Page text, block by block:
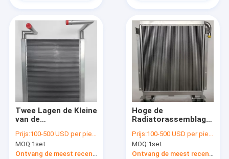
Twee Lagen de Kleine
van de
Assemblage voor
Hitachi ex330-3
Graafwerktuig
Prijs:100-500 USD per piece
MOQ:1set
Hoge de
Radiatorassemblage
Graafwerktuig Parts
van de Voet
Hydraulische Olie van
Prijs:100-500 USD per piece
MOQ:1set